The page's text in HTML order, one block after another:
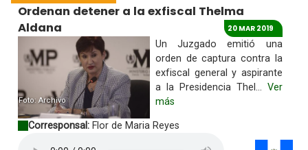
Ordenan detener a la exfiscal Thelma
Aldana
20 MAR 2019
Foto: Archivo
Un Juzgado emitió una
orden de captura contra la
exfiscal general y aspirante
a la Presidencia Thel... Ver
más
Corresponsal:Flor de Maria Reyes